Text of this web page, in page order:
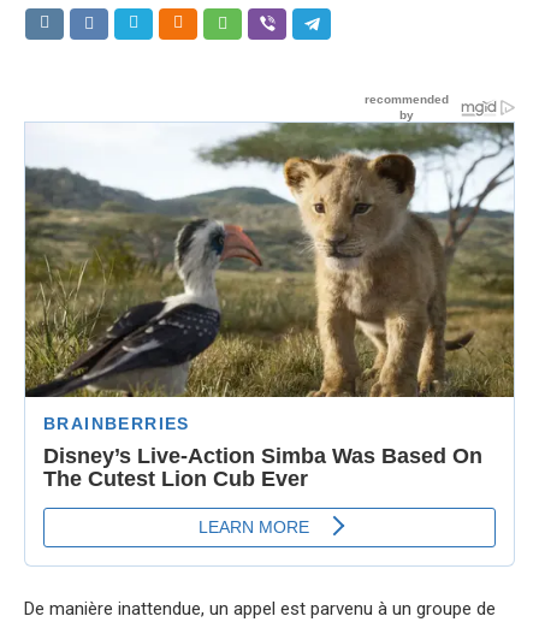
De manière inattendue, un appel est parvenu à un groupe de